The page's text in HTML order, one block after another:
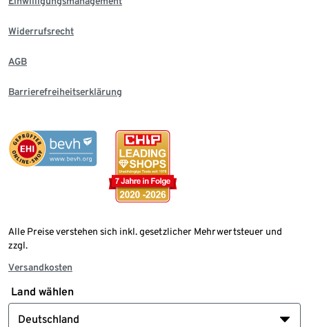
Widerrufsrecht
AGB
Barrierefreiheitserklärung
Alle Preise verstehen sich inkl. gesetzlicher Mehrwertsteuer und
zzgl.
Versandkosten
Land wählen
Deutschland